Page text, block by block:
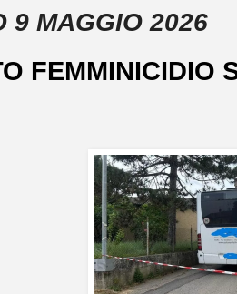
9 MAGGIO 2026
FEMMINICIDIO